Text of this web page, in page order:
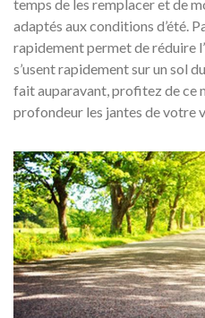
temps de les remplacer et de
adaptés aux conditions d’été.
rapidement permet de réduire
s’usent rapidement sur un sol
fait auparavant, profitez de ce
profondeur les jantes de votre